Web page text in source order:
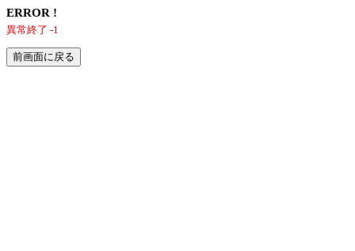
ERROR !
異常終了 -1